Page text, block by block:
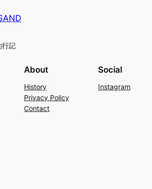
行記
About
History
Privacy Policy
Contact
Social
Instagram